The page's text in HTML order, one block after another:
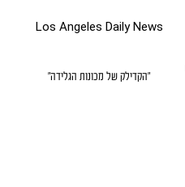
Los Angeles Daily News
"הקדילק של מכונות הגלידה"